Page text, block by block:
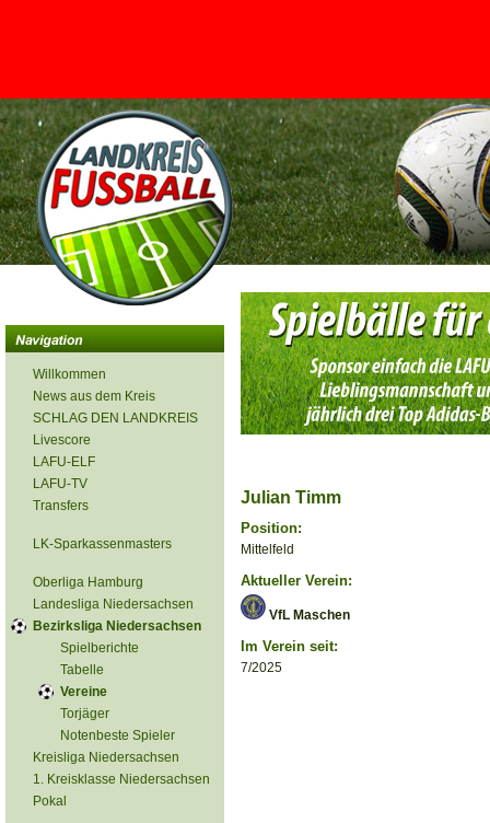
<
Willkommen
News aus dem Kreis
SCHLAG DEN LANDKREIS
Livescore
LAFU-ELF
LAFU-TV
Transfers
LK-Sparkassenmasters
Oberliga Hamburg
Landesliga Niedersachsen
Bezirksliga Niedersachsen
Spielberichte
Tabelle
Vereine
Torjäger
Notenbeste Spieler
Kreisliga Niedersachsen
1. Kreisklasse Niedersachsen
Pokal
Julian Timm
Position:
Mittelfeld
Aktueller Verein:
VfL Maschen
Im Verein seit:
7/2025